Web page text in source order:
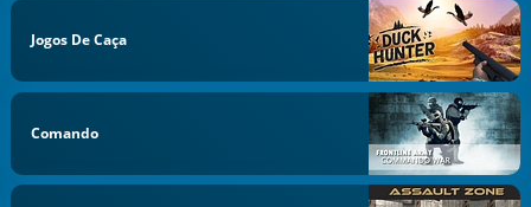
Jogos De Caça
Comando